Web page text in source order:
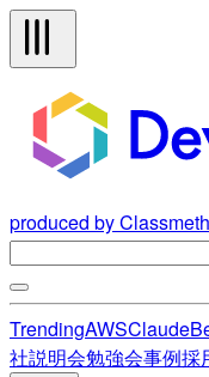
produced by
TrendingAWSClaude
社説明会勉強会事例採